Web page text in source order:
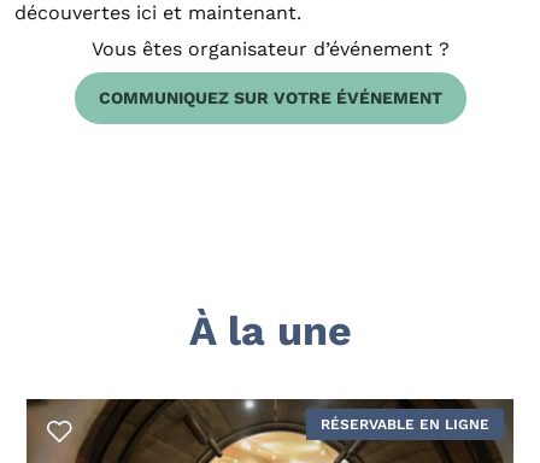
découvertes ici et maintenant.
Vous êtes organisateur d’événement ?
COMMUNIQUEZ SUR VOTRE ÉVÉNEMENT
À la une
RÉSERVABLE EN LIGNE